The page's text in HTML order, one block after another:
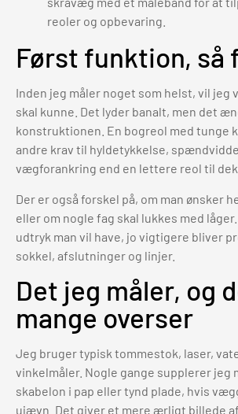
Først funktion, så
Inden jeg måler noget som helst, vil jeg
skal kunne. Det lyder banalt, men det
konstruktionen. En bogreol med tunge
andre krav til hyldetykkelse,
vægforankring end en lettere reol til
Der er også forskel på, om man ønsker
eller om nogle fag skal lukkes med
udtryk man vil have, jo vigtigere bliver
sokkel, afslutninger og linjer.
Det jeg måler, og
mange overser
Jeg bruger typisk tommestok, laser,
vinkelmåler. Nogle gange supplerer jeg
skabelon i pap eller tynd plade, hvis
ujævn. Det giver et mere ærligt billede